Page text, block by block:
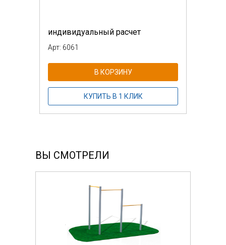
индивидуальный расчет
Арт: 6061
В КОРЗИНУ
КУПИТЬ В 1 КЛИК
ВЫ СМОТРЕЛИ